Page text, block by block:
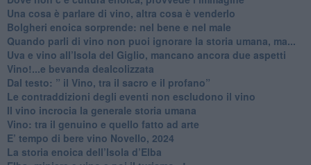
​Una cosa è parlare di vino, altra cosa è venderlo
Bolgheri enoica sorprende: nel bene e nel male
​Quando parli di vino non puoi ignorare la storia umana, ma...
Uva e vino all’Isola del Giglio, mancano ancora due aspetti
​Vino!...e bevanda dealcolizzata
​Dal testo: ” il Vino, tra il sacro e il profano”
Le contraddizioni degli eventi non escludono il vino
​Il vino incrocia la generale storia umana
Vino: tra il genuino e quello fatto ad arte
E’ tempo di bere vino Novello, 2024
La storia enoica dell’Isola d’Elba